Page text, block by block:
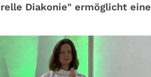
Diakonie" ermöglicht eine